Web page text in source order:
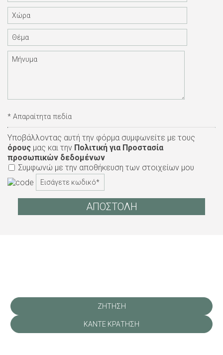
* Απαραίτητα πεδία
Υποβάλλοντας αυτή την φόρμα συμφωνείτε με τους
όρους μας και την Πολιτική για Προστασία
προσωπικών δεδομένων
Συμφωνώ με την αποθήκευση των στοιχείων μου
ΑΠΟΣΤΟΛΗ
ΖΗΤΗΣΗ
ΚΑΝΤΕ ΚΡΑΤΗΣΗ